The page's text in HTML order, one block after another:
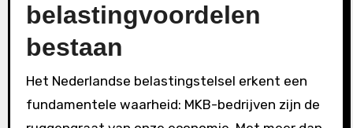
belastingvoordelen
bestaan
Het Nederlandse belastingstelsel erkent een
fundamentele waarheid: MKB-bedrijven zijn de